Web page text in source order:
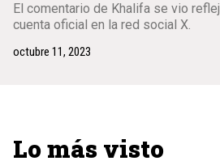
El comentario de Khalifa se vio
cuenta oficial en la red social X.
octubre 11, 2023
Lo más visto